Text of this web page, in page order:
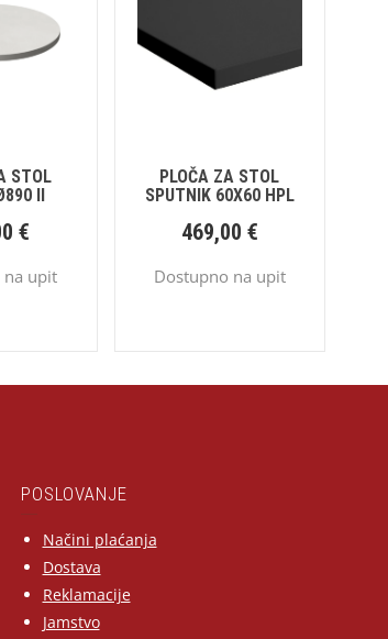
STOL
II
€
na upit
PLOČA ZA STOL
SPUTNIK 60X60 HPL
469,00 €
Dostupno na upit
POSLOVANJE
Načini plaćanja
Dostava
Reklamacije
Jamstvo